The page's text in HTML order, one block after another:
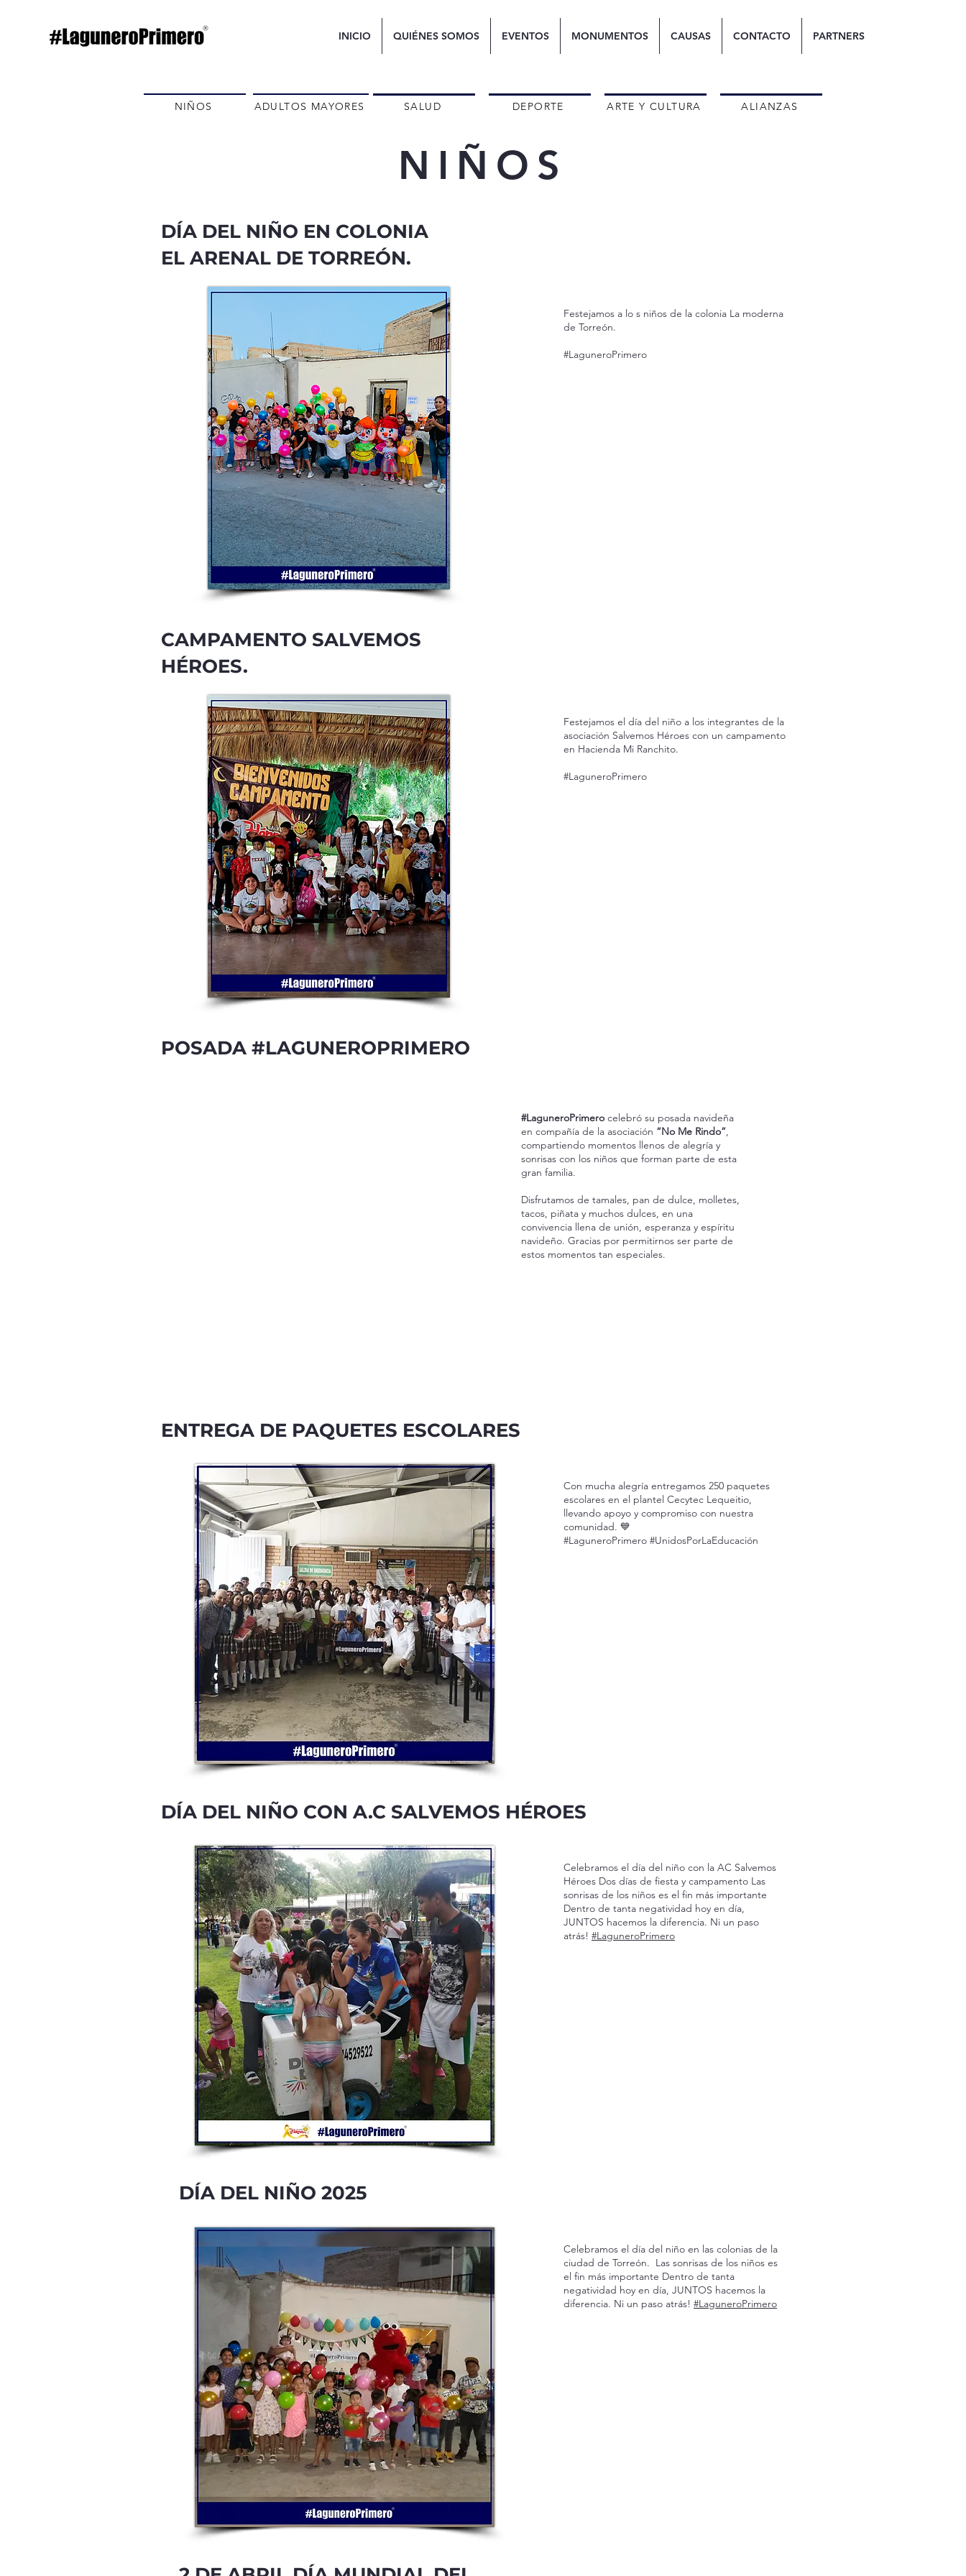
INICIO QUIÉNES SOMOS EVENTOS MONUMENTOS CAUSAS CONTACTO PARTNERS
NIÑOS ADULTOS MAYORES SALUD DEPORTE ARTE Y CULTURA ALIANZAS
NIÑOS
DÍA DEL NIÑO EN COLONIA
EL ARENAL DE TORREÓN.
Festejamos a lo s niños de la colonia La moderna
de Torreón.
#LaguneroPrimero
CAMPAMENTO SALVEMOS
HÉROES.
Festejamos el día del niño a los integrantes de la
asociación Salvemos Héroes con un campamento
en Hacienda Mi Ranchito.
#LaguneroPrimero
POSADA #LAGUNEROPRIMERO
#LaguneroPrimero celebró su posada navideña
en compañía de la asociación “No Me Rindo”,
compartiendo momentos llenos de alegría y
sonrisas con los niños que forman parte de esta
gran familia.
Disfrutamos de tamales, pan de dulce, molletes,
tacos, piñata y muchos dulces, en una
convivencia llena de unión, esperanza y espíritu
navideño. Gracias por permitirnos ser parte de
estos momentos tan especiales.
ENTREGA DE PAQUETES ESCOLARES
Con mucha alegría entregamos 250 paquetes
escolares en el plantel Cecytec Lequeitio,
llevando apoyo y compromiso con nuestra
comunidad. 💙
#LaguneroPrimero #UnidosPorLaEducación
DÍA DEL NIÑO CON A.C SALVEMOS HÉROES
Celebramos el día del niño con la AC Salvemos
Héroes Dos días de fiesta y campamento Las
sonrisas de los niños es el fin más importante
Dentro de tanta negatividad hoy en día,
JUNTOS hacemos la diferencia. Ni un paso
atrás! #LaguneroPrimero
DÍA DEL NIÑO 2025
Celebramos el día del niño en las colonias de la
ciudad de Torreón. Las sonrisas de los niños es
el fin más importante Dentro de tanta
negatividad hoy en día, JUNTOS hacemos la
diferencia. Ni un paso atrás! #LaguneroPrimero